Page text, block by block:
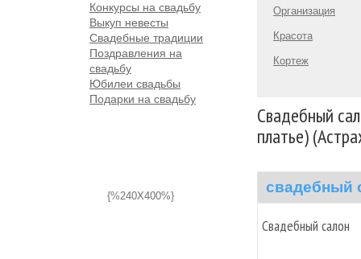
Конкурсы на свадьбу
Выкуп невесты
Свадебные традиции
Поздравления на
свадьбу
Юбилеи свадьбы
Подарки на свадьбу
{%240X400%}
Организация
Красота
Кортеж
Свадебный
платье)
свадебный
Свадебный салон